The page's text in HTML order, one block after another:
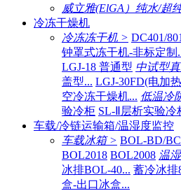
威立雅(ElGA）纯水/超
冷冻干燥机
冷冻冻干机 > DC401/
钟罩式冻干机-非标定制
LGJ-18 普通型 中试型
盖型... LGJ-30FD(电加
空冷冻干燥机... 低温冷
验冷柜 SL-Ⅱ层析实验冷
车载/冷链运输箱/温湿度监控
车载冰箱 > BOL-BD/
BOL2018 BOL2008 温
冰排BOL-40... 蓄冷冰排
盒-出口冰盒...